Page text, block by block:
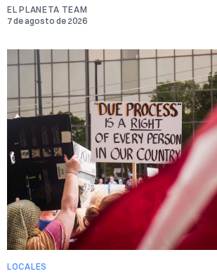
EL PLANETA TEAM
7 de agosto de 2026
LOCALES